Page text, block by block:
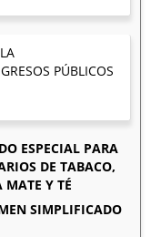
PÚBLICOS
ESPECIAL PARA
DE TABACO,
MATE Y TÉ
SIMPLIFICADO